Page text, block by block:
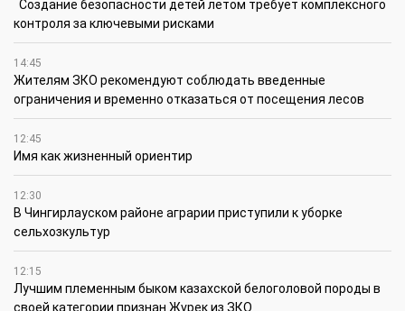
Создание безопасности детей летом требует комплексного
контроля за ключевыми рисками
14:45
Жителям ЗКО рекомендуют соблюдать введенные
ограничения и временно отказаться от посещения лесов
12:45
Имя как жизненный ориентир
12:30
В Чингирлауском районе аграрии приступили к уборке
сельхозкультур
12:15
Лучшим племенным быком казахской белоголовой породы в
своей категории признан Жүрек из ЗКО